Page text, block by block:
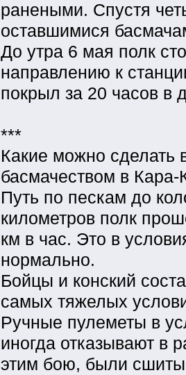
ранеными. Спустя
оставшимися
До утра 6 мая полк
направлению к
покрыл за 20 часов в
***
Какие можно сделать
басмачеством в Кара-
Путь по пескам до
километров полк
км в час. Это в
нормально.
Бойцы и конский
самых тяжелых
Ручные пулеметы в
иногда отказывают в
этим бою, были сшиты